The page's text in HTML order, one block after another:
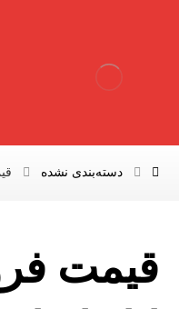
دسته‌بندی نشده
قیمت